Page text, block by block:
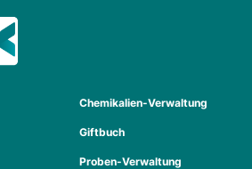
Chemikalien-Verwaltung
Giftbuch
Proben-Verwaltung